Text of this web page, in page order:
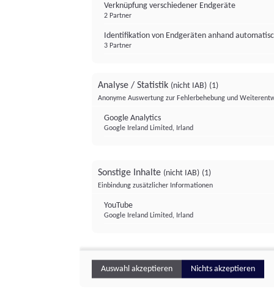
Verknüpfung verschiedener Endgeräte
2 Partner
Identifikation von Endgeräten anhand
3 Partner
Analyse / Statistik (nicht IAB) (1)
Anonyme Auswertung zur Fehlerbehebung und
Google Analytics
Google Ireland Limited, Irland
Sonstige Inhalte (nicht IAB) (1)
Einbindung zusätzlicher Informationen
YouTube
Google Ireland Limited, Irland
Auswahl akzeptieren Nichts akzeptieren